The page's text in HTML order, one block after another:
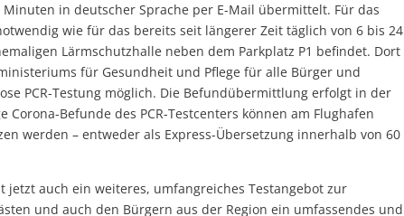
in deutscher Sprache per E-Mail übermittelt. Für das
wie für das bereits seit längerer Zeit täglich von 6 bis 24
Lärmschutzhalle neben dem Parkplatz P1 befindet. Dort
für Gesundheit und Pflege für alle Bürger und
PCR-Testung möglich. Die Befundübermittlung erfolgt in der
Befunde des PCR-Testcenters können am Flughafen
werden – entweder als Express-Übersetzung innerhalb von 60
auch ein weiteres, umfangreiches Testangebot zur
und auch den Bürgern aus der Region ein umfassendes und